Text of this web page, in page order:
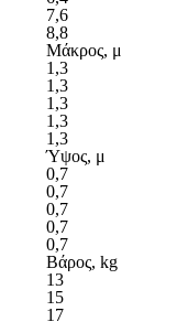
7,6
8,8
Μάκρος, μ
1,3
1,3
1,3
1,3
1,3
Ύψος, μ
0,7
0,7
0,7
0,7
0,7
Βάρος, kg
13
15
17